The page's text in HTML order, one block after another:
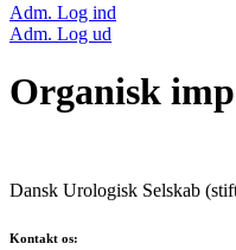
Adm. Log ind
Adm. Log ud
Organisk
Dansk Urologisk Selskab
Kontakt os: